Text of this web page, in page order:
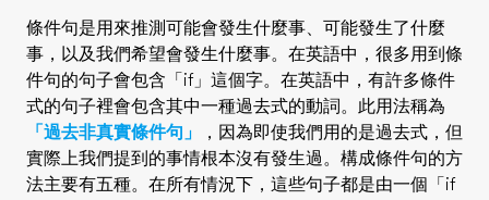
查看所有EF提供的課程
辦公室
查找您附近的辦公室
關於我們
公司資訊
條件句是用來推測可能會發生什麼事、可能發生了什麼
事，以及我們希望會發生什麼事。在英語中，很多用到條
件句的句子會包含「if」這個字。在英語中，有許多條件
式的句子裡會包含其中一種過去式的動詞。此用法稱為
「過去非真實條件句」
，因為即使我們用的是過去式，但
實際上我們提到的事情根本沒有發生過。構成條件句的方
法主要有五種。在所有情況下，這些句子都是由一個「if